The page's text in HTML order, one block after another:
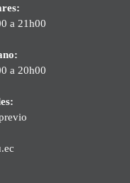
a 21h00
a 20h00